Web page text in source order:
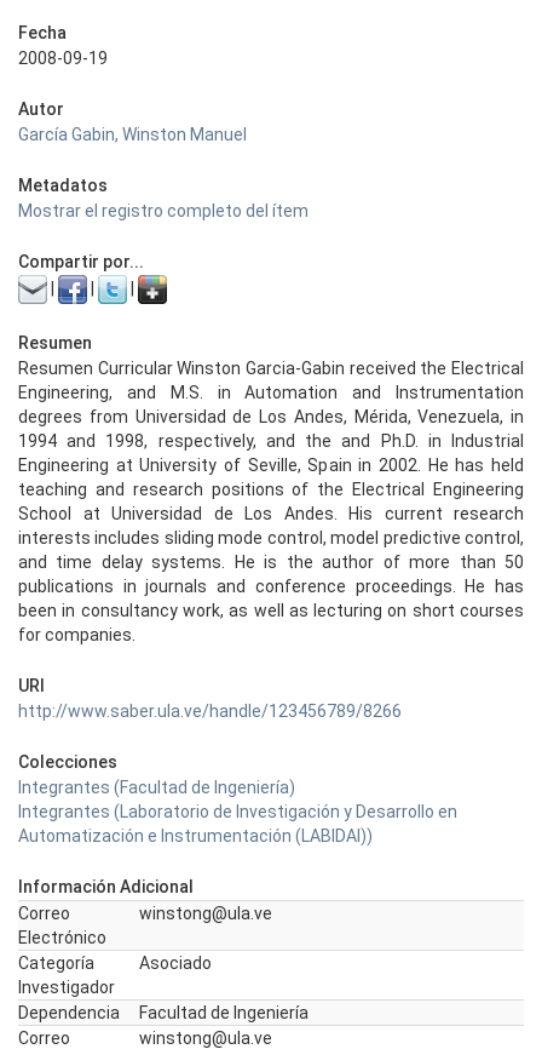
Fecha
2008-09-19
Autor
García Gabin, Winston Manuel
Metadatos
Mostrar el registro completo del ítem
Compartir por...
Resumen
Resumen Curricular Winston Garcia-Gabin received the Electrical
Engineering, and M.S. in Automation and Instrumentation
degrees from Universidad de Los Andes, Mérida, Venezuela, in
1994 and 1998, respectively, and the and Ph.D. in Industrial
Engineering at University of Seville, Spain in 2002. He has held
teaching and research positions of the Electrical Engineering
School at Universidad de Los Andes. His current research
interests includes sliding mode control, model predictive control,
and time delay systems. He is the author of more than 50
publications in journals and conference proceedings. He has
been in consultancy work, as well as lecturing on short courses
for companies.
URI
http://www.saber.ula.ve/handle/123456789/8266
Colecciones
Integrantes (Facultad de Ingeniería)
Integrantes (Laboratorio de Investigación y Desarrollo en
Automatización e Instrumentación (LABIDAI))
Información Adicional
Correo
Electrónico
winstong@ula.ve
Categoría
Investigador
Asociado
Dependencia
Facultad de Ingeniería
Correo
winstong@ula.ve